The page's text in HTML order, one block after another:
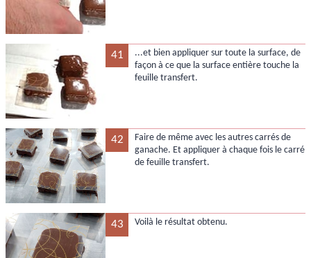
41
...et bien appliquer sur toute la surface, de
façon à ce que la surface entière touche la
feuille transfert.
42
Faire de même avec les autres carrés de
ganache. Et appliquer à chaque fois le carré
de feuille transfert.
43 Voilà le résultat obtenu.